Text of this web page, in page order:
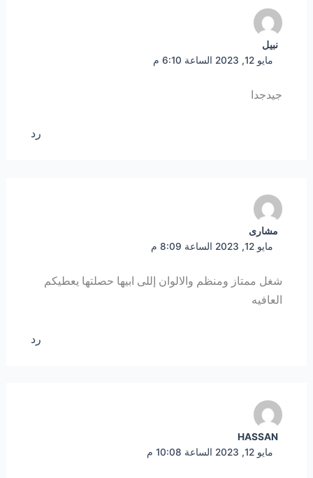
نبيل
مايو 12, 2023 الساعة 6:10 م
جيدجدا
رد
مشارى
مايو 12, 2023 الساعة 8:09 م
شغل ممتاز ومنظم والالوان إللى ابيها حصلتها يعطيكم
العافيه
رد
HASSAN
مايو 12, 2023 الساعة 10:08 م